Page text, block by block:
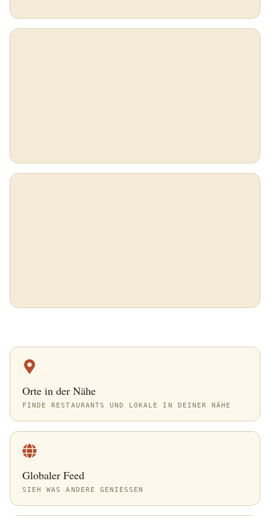
Orte in der Nähe
FINDE RESTAURANTS UND LOKALE IN DEINER NÄHE
Globaler Feed
SIEH WAS ANDERE GENIESSEN